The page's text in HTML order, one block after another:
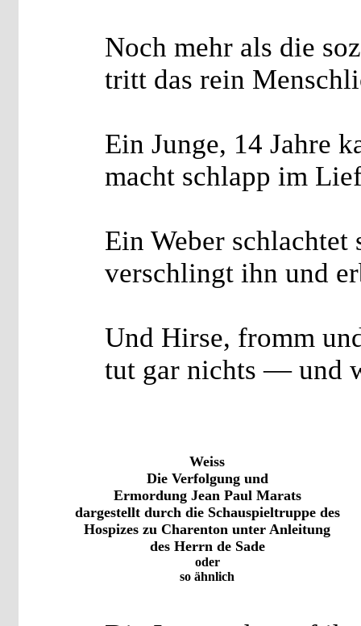
Noch mehr als die
tritt das rein
Ein Junge, 14 Jahre
macht schlapp im
Ein Weber schlachtet
verschlingt ihn und
Und Hirse, fromm
tut gar nichts — und
Weiss
Die Verfolgung und
Ermordung Jean Paul Marats
dargestellt durch die Schauspieltruppe des
Hospizes zu Charenton unter Anleitung
des Herrn de Sade
oder
so ähnlich